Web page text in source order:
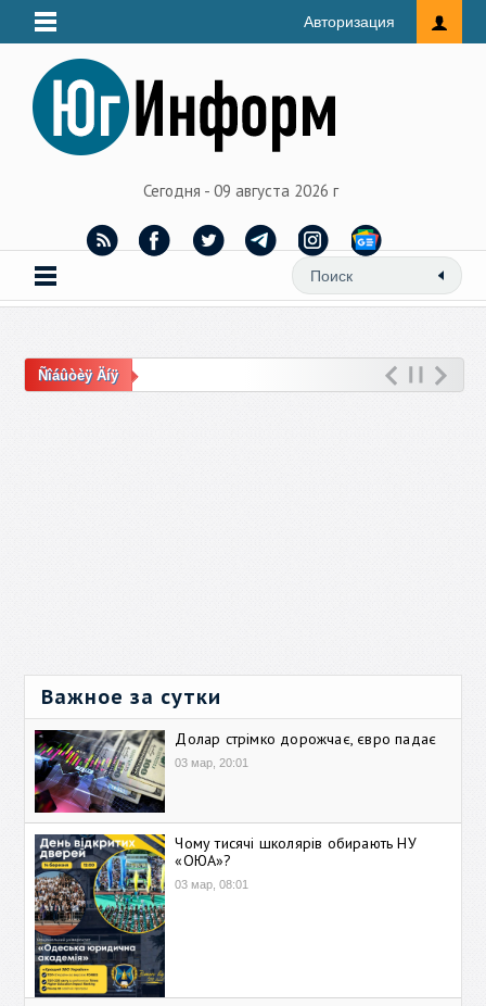
Авторизация
Сегодня - 09 августа 2026 г
Ñîáûòèÿ Äíÿ
Важное за сутки
Долар стрімко дорожчає, євро падає
03 мар, 20:01
Чому тисячі школярів обирають НУ
«ОЮА»?
03 мар, 08:01